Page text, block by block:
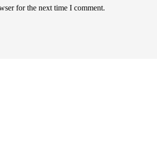
for the next time I comment.